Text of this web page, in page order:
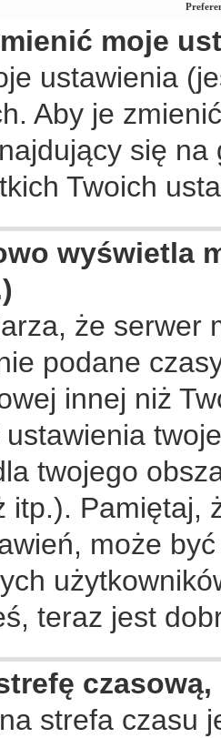
moje
ustawienia
Aby je
się
Twoich
wyświetla
że serwer
podane
innej niż
twojego
itp.). Pamiętaj,
może
teraz jest
strefa czasu